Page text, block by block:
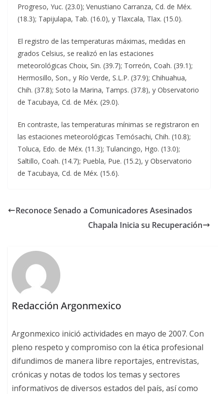
Progreso, Yuc. (23.0); Venustiano Carranza, Cd. de Méx.
(18.3); Tapijulapa, Tab. (16.0), y Tlaxcala, Tlax. (15.0).
El registro de las temperaturas máximas, medidas en
grados Celsius, se realizó en las estaciones
meteorológicas Choix, Sin. (39.7); Torreón, Coah. (39.1);
Hermosillo, Son., y Río Verde, S.L.P. (37.9); Chihuahua,
Chih. (37.8); Soto la Marina, Tamps. (37.8), y Observatorio
de Tacubaya, Cd. de Méx. (29.0).
En contraste, las temperaturas mínimas se registraron en
las estaciones meteorológicas Temósachi, Chih. (10.8);
Toluca, Edo. de Méx. (11.3); Tulancingo, Hgo. (13.0);
Saltillo, Coah. (14.7); Puebla, Pue. (15.2), y Observatorio
de Tacubaya, Cd. de Méx. (15.6).
Reconoce Senado a Comunicadores Asesinados
Chapala Inicia su Recuperación
Redacción Argonmexico
Argonmexico inició actividades en mayo de 2007. Con
pleno respeto y compromiso con la ética profesional
difundimos de manera libre reportajes, entrevistas,
crónicas y notas de todos los temas y sectores
informativos de diversos estados del país, así como